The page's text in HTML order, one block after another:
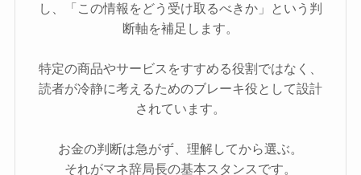
し、「この情報をどう受け取るべきか」という判
断軸を補足します。
特定の商品やサービスをすすめる役割ではなく、
読者が冷静に考えるためのブレーキ役として設計
されています。
お金の判断は急がず、理解してから選ぶ。
それがマネ辞局長の基本スタンスです。